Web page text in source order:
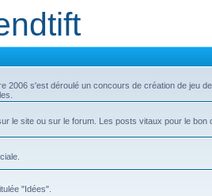
2006 s'est déroulé un concours de création de jeu
le site ou sur le forum. Les posts vitaux pour le bon
"Idées".